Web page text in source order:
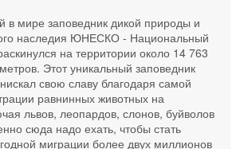
в мире заповедник дикой природы и
наследия ЮНЕСКО - Национальный
на территории около 14 763
Этот уникальный заповедник
свою славу благодаря самой
равнинных животных на
львов, леопардов, слонов, буйволов
сюда надо ехать, чтобы стать
миграции более двух миллионов